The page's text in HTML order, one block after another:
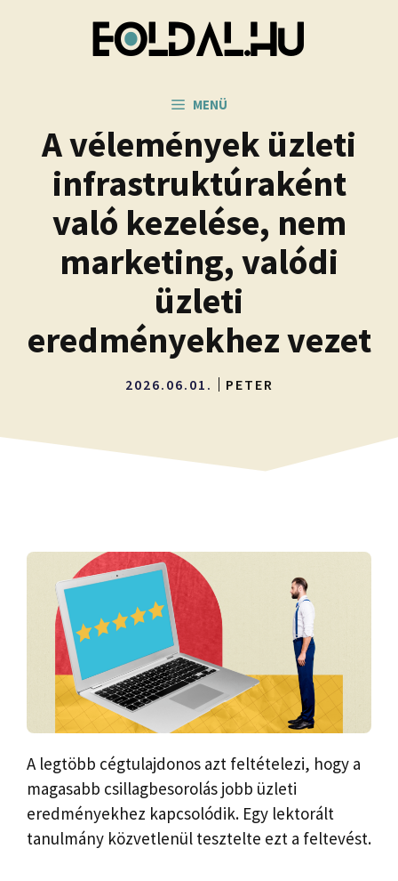
MENÜ
A vélemények üzleti
infrastruktúraként
való kezelése, nem
marketing, valódi
üzleti
eredményekhez vezet
2026.06.01. PETER
A legtöbb cégtulajdonos azt feltételezi, hogy a
magasabb csillagbesorolás jobb üzleti
eredményekhez kapcsolódik. Egy lektorált
tanulmány közvetlenül tesztelte ezt a feltevést.